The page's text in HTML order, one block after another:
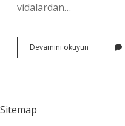
vidalardan…
Devamını okuyun
Tahtaya
Sitemap